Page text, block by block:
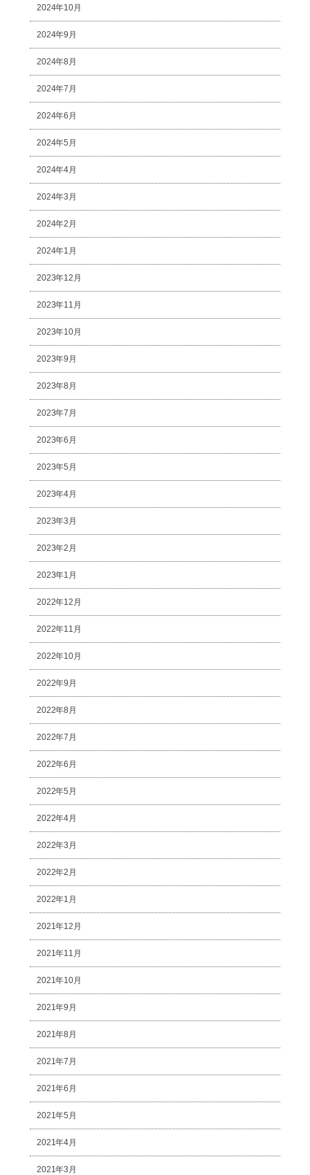
2024年10月
2024年9月
2024年8月
2024年7月
2024年6月
2024年5月
2024年4月
2024年3月
2024年2月
2024年1月
2023年12月
2023年11月
2023年10月
2023年9月
2023年8月
2023年7月
2023年6月
2023年5月
2023年4月
2023年3月
2023年2月
2023年1月
2022年12月
2022年11月
2022年10月
2022年9月
2022年8月
2022年7月
2022年6月
2022年5月
2022年4月
2022年3月
2022年2月
2022年1月
2021年12月
2021年11月
2021年10月
2021年9月
2021年8月
2021年7月
2021年6月
2021年5月
2021年4月
2021年3月